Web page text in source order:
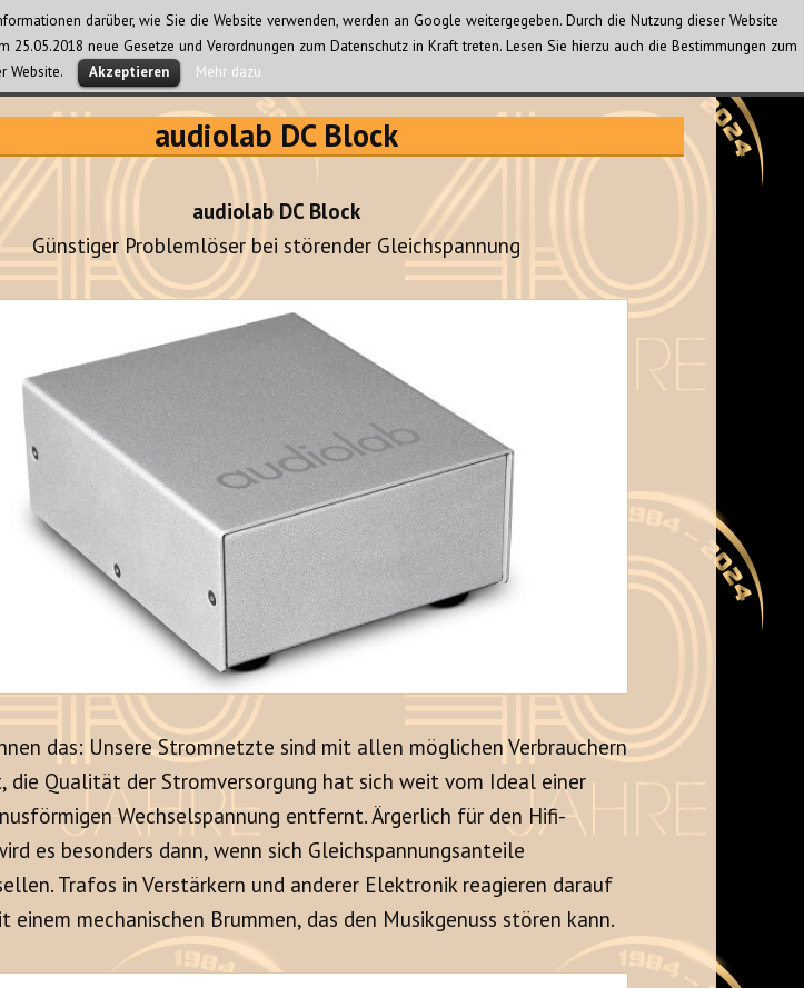
audiolab DC Block
audiolab DC Block
Günstiger Problemlöser bei störender Gleichspannung
das: Unsere Stromnetzte sind mit allen möglichen Verbrauchern
die Qualität der Stromversorgung hat sich weit vom Ideal einer
Wechselspannung entfernt. Ärgerlich für den Hifi-
es besonders dann, wenn sich Gleichspannungsanteile
Trafos in Verstärkern und anderer Elektronik reagieren darauf
einem mechanischen Brummen, das den Musikgenuss stören kann.
darüber, wie Sie die Website verwenden, werden an Google weitergegeben. Durch die Nutzung dieser Website
neue Gesetze und Verordnungen zum Datenschutz in Kraft treten. Lesen Sie hierzu auch die Bestimmungen zum
Website.
Akzeptieren Mehr dazu